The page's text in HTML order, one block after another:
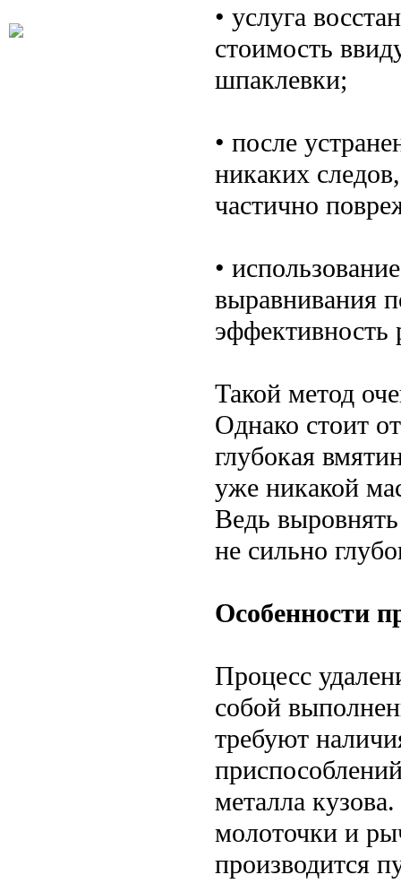
• услуга
стоимость
шпаклевки;
• после
никаких
частично
•
выравнивания
эффективность
Такой метод
Однако стоит
глубокая
уже никакой
Ведь
не сильно
Особенности
Процесс
собой
требуют
металла
молоточки и
производится